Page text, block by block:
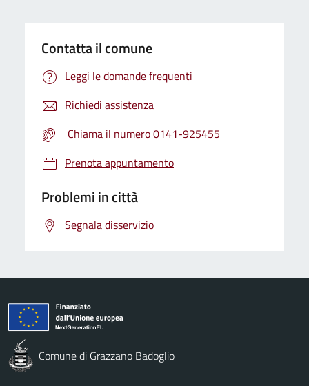
Contatta il comune
Leggi le domande frequenti
Richiedi assistenza
Chiama il numero 0141-925455
Prenota appuntamento
Problemi in città
Segnala disservizio
Comune di Grazzano Badoglio